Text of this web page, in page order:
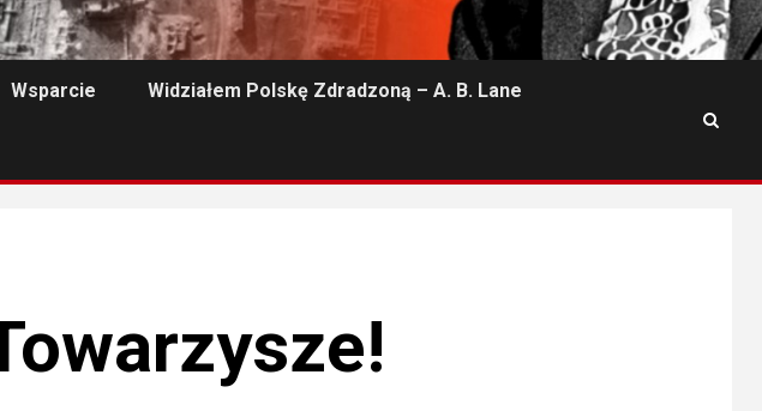
Wsparcie Widziałem Polskę Zdradzoną – A. B. Lane